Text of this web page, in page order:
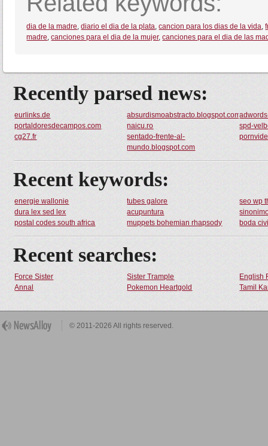
dia de la madre,diario el dia de la plata,cancion para los dias de la vida,
madre,canciones para el dia de la mujer,canciones para el dia de las
Recently parsed news:
eurlinks.de absurdismoabstracto.blogspot.com
portaldoresdecampos.com
naicu.ro
spd-
cg27.fr
sentado-frente-al-
mundo.blogspot.com
Recent keywords:
energie wallonie tubes galore
seo wp
dura lex sed lex
acupuntura
postal codes south africa
muppets bohemian rhapsody boda
Recent searches:
Force Sister Sister Trample
English
Annal
Pokemon Heartgold Tamil
© 2011-2026 All rights reserved.